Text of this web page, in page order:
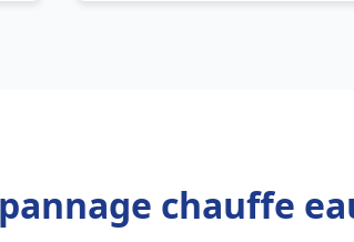
chauffe